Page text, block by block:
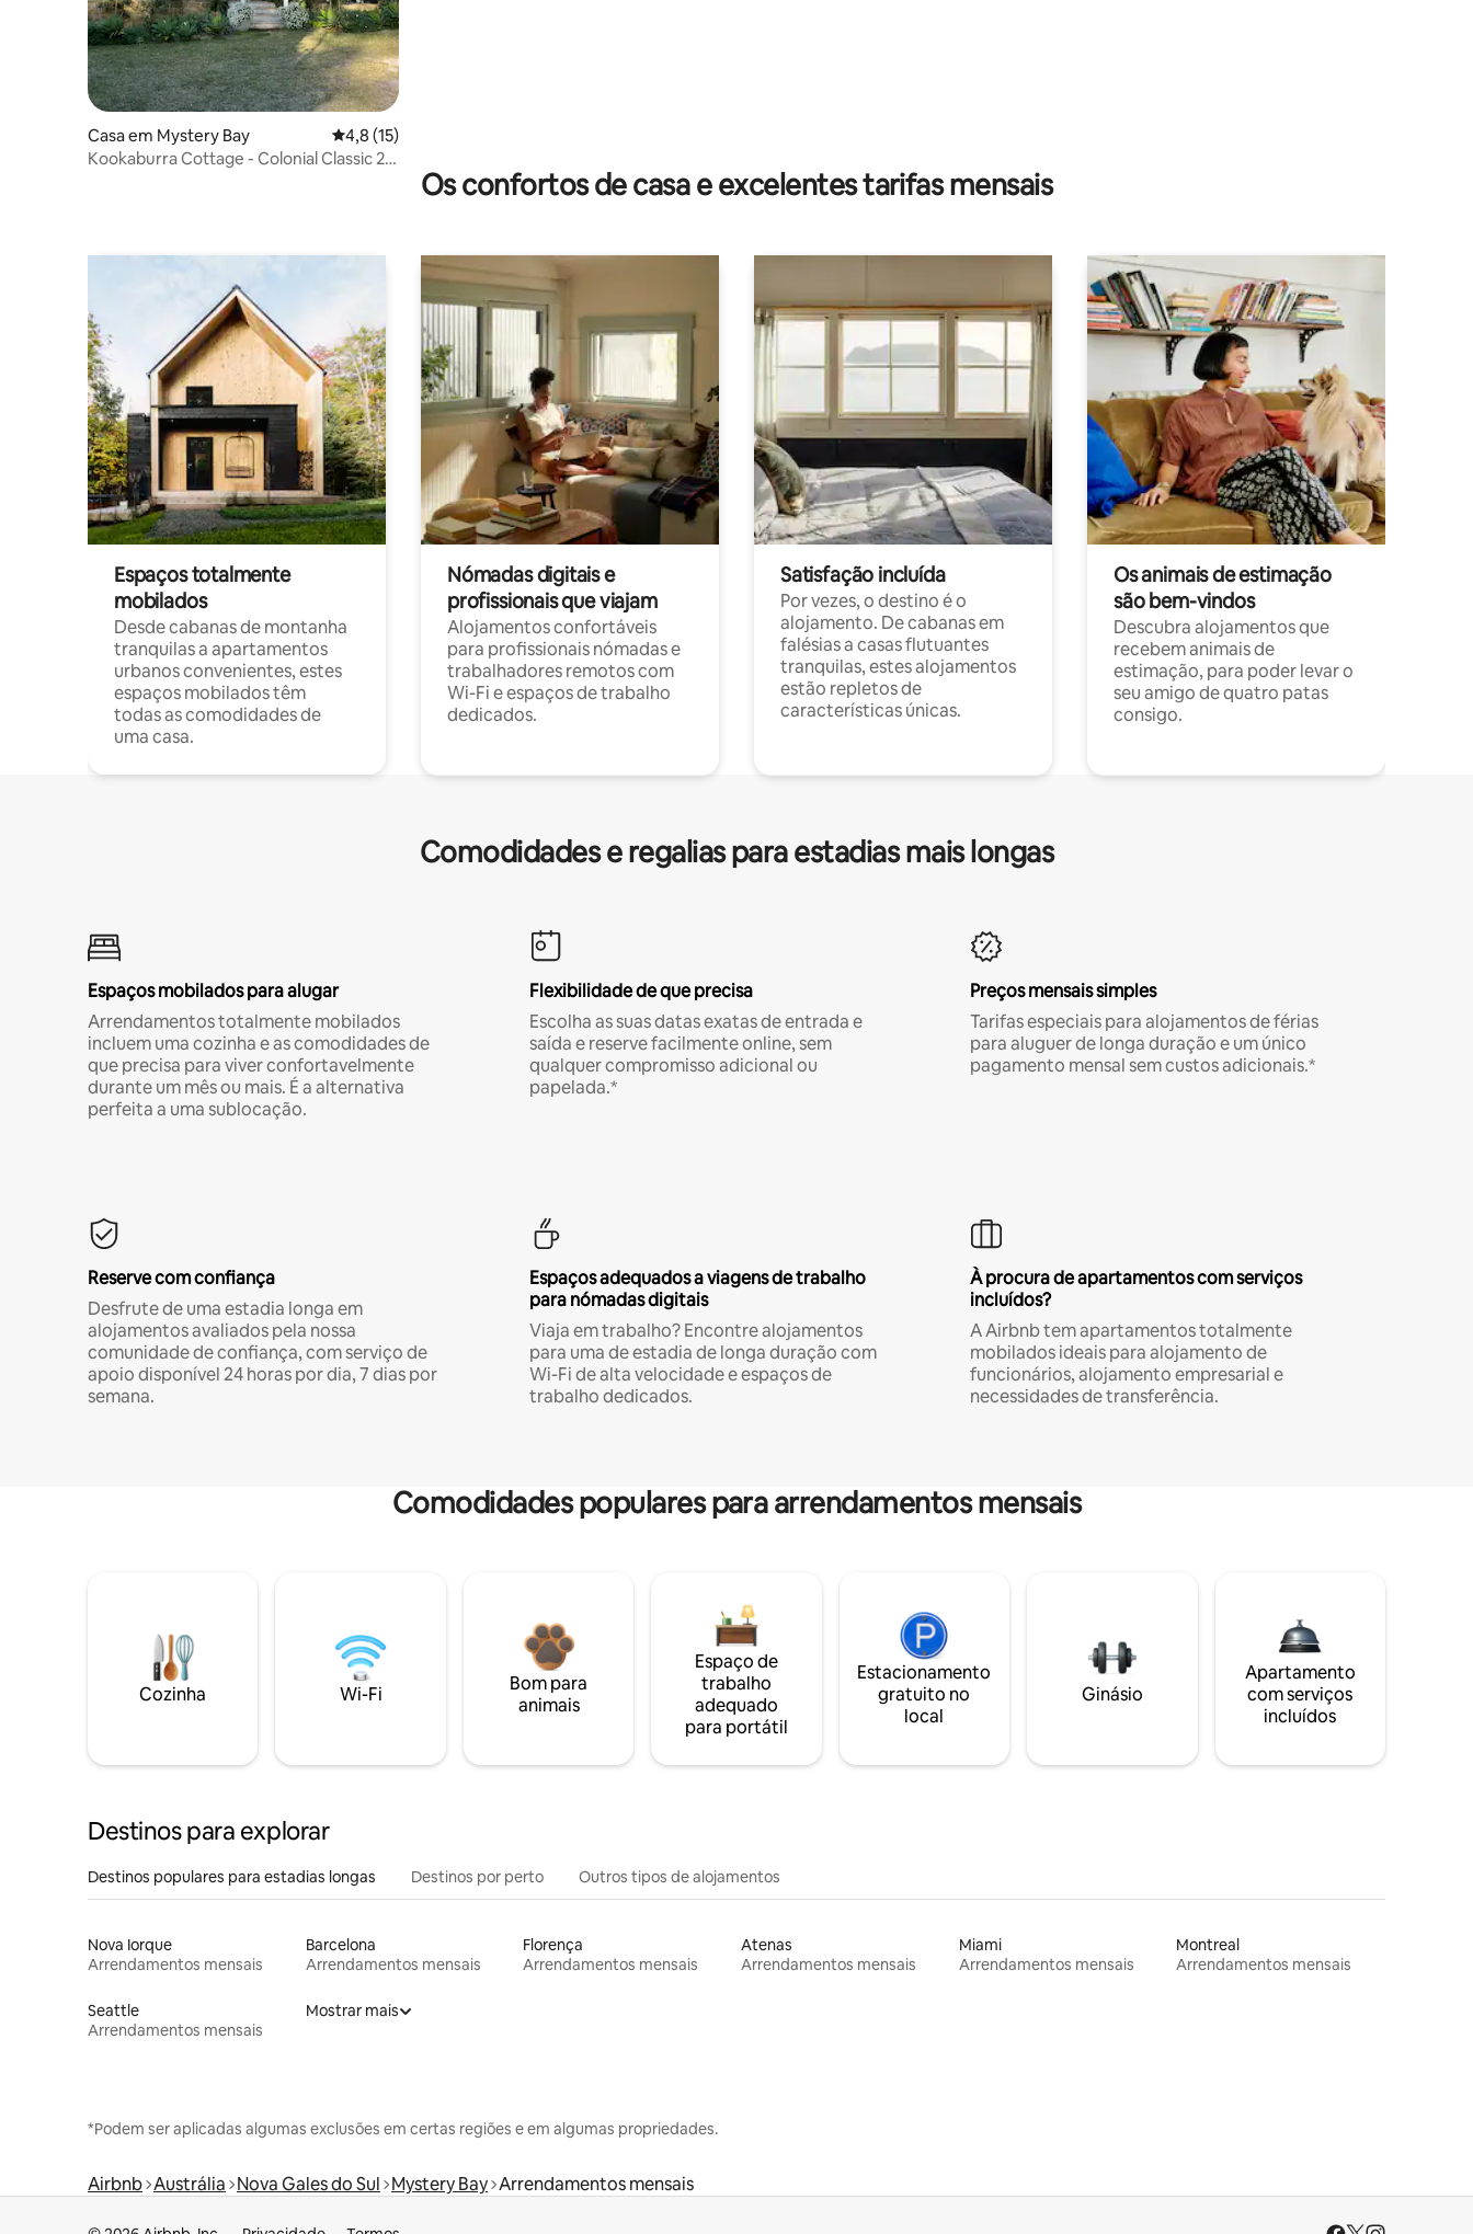
Casa em Mystery Bay Classificação média de 4,8 em 5 estrelas, 15avaliações
4,8 (15)
Kookaburra Cottage - Colonial Classic 2
Os confortos de casa e excelentes tarifas mensais
Espaços totalmente
mobilados
Desde cabanas de montanha
tranquilas a apartamentos
urbanos convenientes, estes
espaços mobilados têm
todas as comodidades de
uma casa.
Nómadas digitais e
profissionais que viajam
Alojamentos confortáveis
para profissionais nómadas e
trabalhadores remotos com
Wi-Fi e espaços de trabalho
dedicados.
Satisfação incluída
Por vezes, o destino é o
alojamento. De cabanas em
falésias a casas flutuantes
tranquilas, estes alojamentos
estão repletos de
características únicas.
Os animais de estimação
são bem-vindos
Descubra alojamentos que
recebem animais de
estimação, para poder levar o
seu amigo de quatro patas
consigo.
Comodidades e regalias para estadias mais longas
Espaços mobilados para alugar
Arrendamentos totalmente mobilados
incluem uma cozinha e as comodidades de
que precisa para viver confortavelmente
durante um mês ou mais. É a alternativa
perfeita a uma sublocação.
Flexibilidade de que precisa
Escolha as suas datas exatas de entrada e
saída e reserve facilmente online, sem
qualquer compromisso adicional ou
papelada.*
Preços mensais simples
Tarifas especiais para alojamentos de férias
para aluguer de longa duração e um único
pagamento mensal sem custos adicionais.*
Reserve com confiança
Desfrute de uma estadia longa em
alojamentos avaliados pela nossa
comunidade de confiança, com serviço de
apoio disponível 24 horas por dia, 7 dias por
semana.
Espaços adequados a viagens de trabalho
para nómadas digitais
Viaja em trabalho? Encontre alojamentos
para uma de estadia de longa duração com
Wi-Fi de alta velocidade e espaços de
trabalho dedicados.
À procura de apartamentos com serviços
incluídos?
A Airbnb tem apartamentos totalmente
mobilados ideais para alojamento de
funcionários, alojamento empresarial e
necessidades de transferência.
Comodidades populares para arrendamentos mensais
Cozinha Wi-Fi
Bom para
animais
Espaço de
trabalho
adequado
para portátil
Estacionamento
gratuito no
local
Ginásio
Apartamento
com serviços
incluídos
Destinos para explorar
Destinos populares para estadias longas Destinos por perto Outros tipos de alojamentos
Nova Iorque
Arrendamentos mensais
Barcelona
Arrendamentos mensais
Florença
Arrendamentos mensais
Atenas
Arrendamentos mensais
Miami
Arrendamentos mensais
Montreal
Arrendamentos mensais
Seattle
Arrendamentos mensais
Mostrar mais
*Podem ser aplicadas algumas exclusões em certas regiões e em algumas propriedades.
Airbnb Austrália Nova Gales do Sul Mystery Bay Arrendamentos mensais